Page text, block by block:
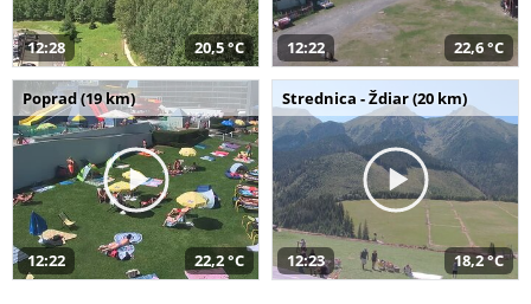
12:28 20,5 °C 12:22 22,6 °C
Poprad (19 km)
12:22 22,2 °C
Strednica - Ždiar (20 km)
12:23 18,2 °C